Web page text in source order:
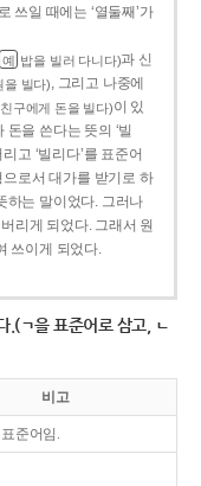
쓰일 때에는 ‘열둘째’가
예 밥을 빌러 다니다)과 신
을 빌다), 그리고 나중에
친구에게 돈을 빌다)이 있
을 쓴다는 뜻의 ‘빌
고 ‘빌리다’를 표준어
으로서 대가를 받기로 하
하는 말이었다. 그러나
리게 되었다. 그래서 원
쓰이게 되었다.
.(ㄱ을 표준어로 삼고, ㄴ
비고
준어임.